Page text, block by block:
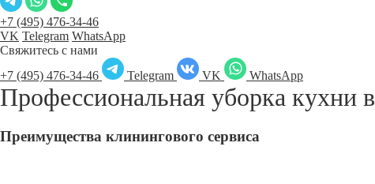
+7 (495) 476-34-46
VK Telegram WhatsApp
Свяжитесь с нами
+7 (495) 476-34-46
Telegram VK WhatsApp
Профессиональная уборка кухни в
Преимущества клинингового сервиса